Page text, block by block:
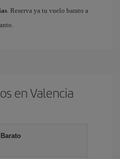
. Reserva ya tu vuelo barato a
en Valencia